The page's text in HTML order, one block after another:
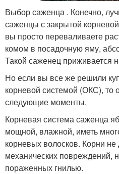
Выбор саженца . Конечно,
саженцы с закрытой
вы просто переваливаете
комом в посадочную яму,
Такой саженец приживается
Но если вы все же решили
корневой системой (ОКС),
следующие моменты.
Корневая система саженца
мощной, влажной, иметь
корневых волосков. Корни
механических повреждений,
пораженных гнилью.